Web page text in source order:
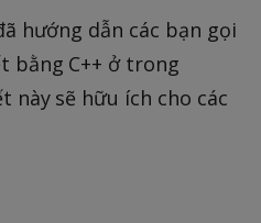
hướng dẫn các bạn gọi
bằng C++ ở trong
này sẽ hữu ích cho các